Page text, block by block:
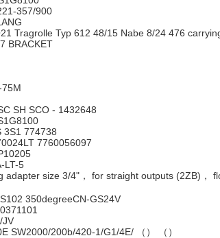
357/900
Tragrolle Typ 612 48/15 Nabe 8/24 476
BRACKET
SH SCO - 1432648
3S1 774738
7760056097
LT-5
adapter size 3/4"， for straight outputs (2ZB)，
350degreeCN-GS24V
JV
SW2000/200b/420-1/G1/4E/ （） （）